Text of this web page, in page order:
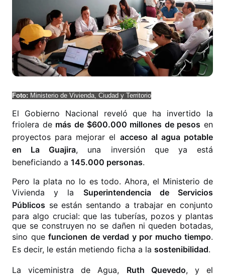
Foto: Ministerio de Vivienda, Ciudad y Territorio
El Gobierno Nacional reveló que ha invertido la
friolera de más de $600.000 millones de pesos en
proyectos para mejorar el acceso al agua potable
en La Guajira, una inversión que ya está
beneficiando a 145.000 personas.
Pero la plata no lo es todo. Ahora, el Ministerio de
Vivienda y la Superintendencia de Servicios
Públicos se están sentando a trabajar en conjunto
para algo crucial: que las tuberías, pozos y plantas
que se construyen no se dañen ni queden botadas,
sino que funcionen de verdad y por mucho tiempo.
Es decir, le están metiendo ficha a la sostenibilidad.
La viceministra de Agua, Ruth Quevedo, y el